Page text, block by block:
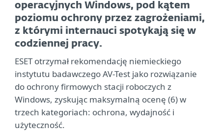
operacyjnych Windows, pod kątem
poziomu ochrony przez zagrożeniami,
z którymi internauci spotykają się w
codziennej pracy.
ESET otrzymał rekomendację niemieckiego
instytutu badawczego AV-Test jako rozwiązanie
do ochrony firmowych stacji roboczych z
Windows, zyskując maksymalną ocenę (6) w
trzech kategoriach: ochrona, wydajność i
użyteczność.